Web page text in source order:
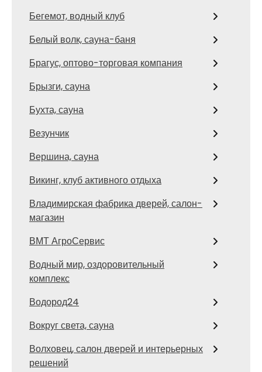
Бегемот, водный клуб
Белый волк, сауна-баня
Брагус, оптово-торговая компания
Брызги, сауна
Бухта, сауна
Везунчик
Вершина, сауна
Викинг, клуб активного отдыха
Владимирская фабрика дверей, салон-
магазин
ВМТ АгроСервис
Водный мир, оздоровительный
комплекс
Водород24
Вокруг света, сауна
Волховец, салон дверей и интерьерных
решений